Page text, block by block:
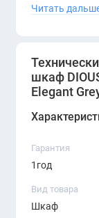
DIOUS
Читать
шкаф
Elegant
Гарантия
1год
Вид товара
Шкаф